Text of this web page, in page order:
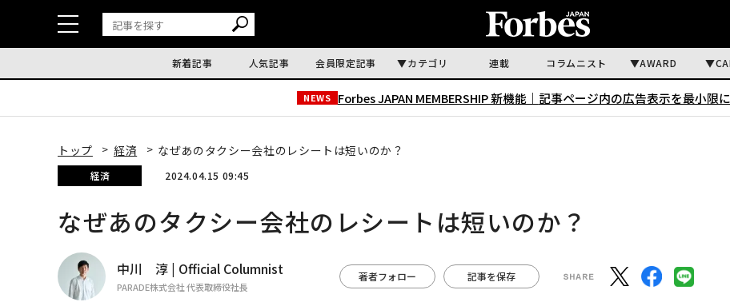
新着記事 人気記事 会員限定記事 カテゴリ 連載 コラムニスト AWARD
NEWS Forbes JAPAN MEMBERSHIP 新機能｜ 記事ページ内の広告表示を最小限
トップ 経済 なぜあのタクシー会社のレシートは短いのか？
経済 2024.04.15 09:45
なぜあのタクシー会社のレシートは短いのか？
中川 淳 | Official Columnist
PARADE株式会社 代表取締役社長
著者フォロー 記事を保存